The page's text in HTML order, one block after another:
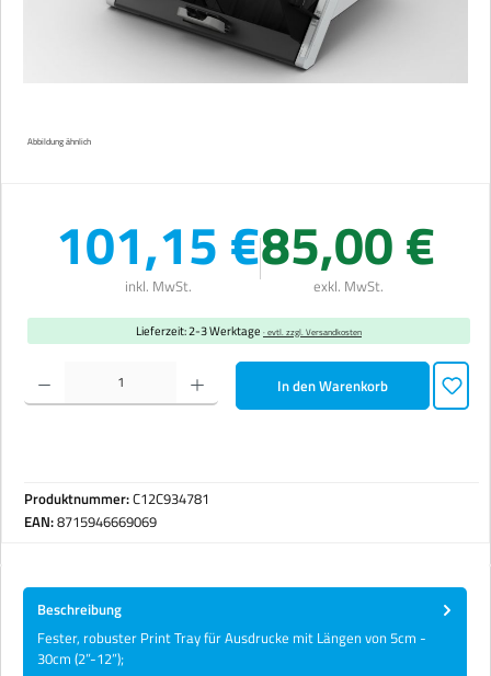
Abbildung ähnlich
101,15 €
inkl. MwSt.
85,00 €
exkl. MwSt.
Lieferzeit: 2-3 Werktage · evtl. zzgl. Versandkosten
Produkt Anzahl: Gib den gewünschten Wert ein oder benutze die Schaltflächen um die Anzahl zu
In den Warenkorb
Produktnummer:C12C934781
EAN:8715946669069
Beschreibung
Fester, robuster Print Tray für Ausdrucke mit Längen von 5cm -
30cm (2”-12”);